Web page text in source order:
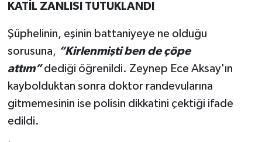
KATİL ZANLISI TUTUKLANDI
Şüphelinin, eşinin battaniyeye ne olduğu
sorusuna, “Kirlenmişti ben de çöpe
attım”dediği öğrenildi. Zeynep Ece Aksay'ın
kaybolduktan sonra doktor randevularına
gitmemesinin ise polisin dikkatini çektiği ifade
edildi.